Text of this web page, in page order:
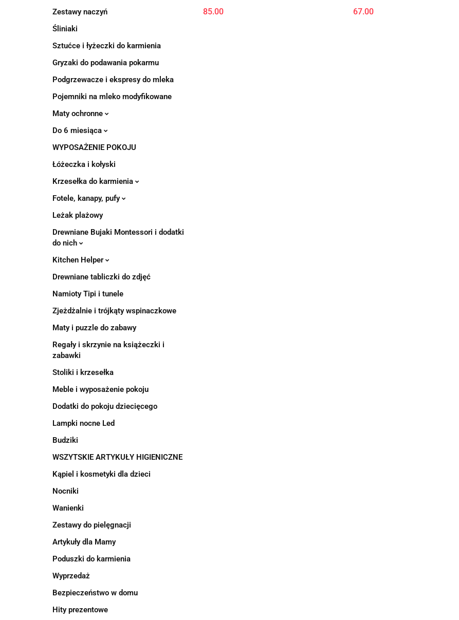
Zestawy naczyń
Śliniaki
Sztućce i łyżeczki do karmienia
Gryzaki do podawania pokarmu
Podgrzewacze i ekspresy do mleka
Pojemniki na mleko modyfikowane
Maty ochronne
Do 6 miesiąca
WYPOSAŻENIE POKOJU
Łóżeczka i kołyski
Krzesełka do karmienia
Fotele, kanapy, pufy
Leżak plażowy
Drewniane Bujaki Montessori i dodatki
do nich
Kitchen Helper
Drewniane tabliczki do zdjęć
Namioty Tipi i tunele
Zjeżdżalnie i trójkąty wspinaczkowe
Maty i puzzle do zabawy
Regały i skrzynie na książeczki i
zabawki
Stoliki i krzesełka
Meble i wyposażenie pokoju
Dodatki do pokoju dziecięcego
Lampki nocne Led
Budziki
WSZYTSKIE ARTYKUŁY HIGIENICZNE
Kąpiel i kosmetyki dla dzieci
Nocniki
Wanienki
Zestawy do pielęgnacji
Artykuły dla Mamy
Poduszki do karmienia
Wyprzedaż
Bezpieczeństwo w domu
Hity prezentowe
85.00 67.00